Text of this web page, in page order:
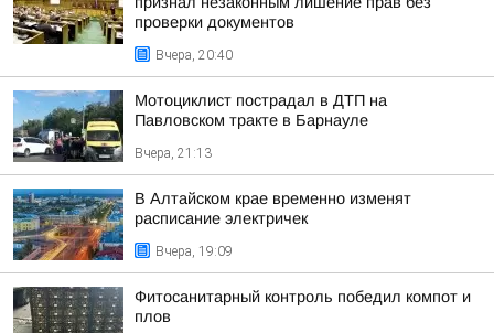
проверки документов
Вчера, 20:40
Мотоциклист пострадал в ДТП на
Павловском тракте в Барнауле
Вчера, 21:13
В Алтайском крае временно изменят
расписание электричек
Вчера, 19:09
Фитосанитарный контроль победил компот и
плов